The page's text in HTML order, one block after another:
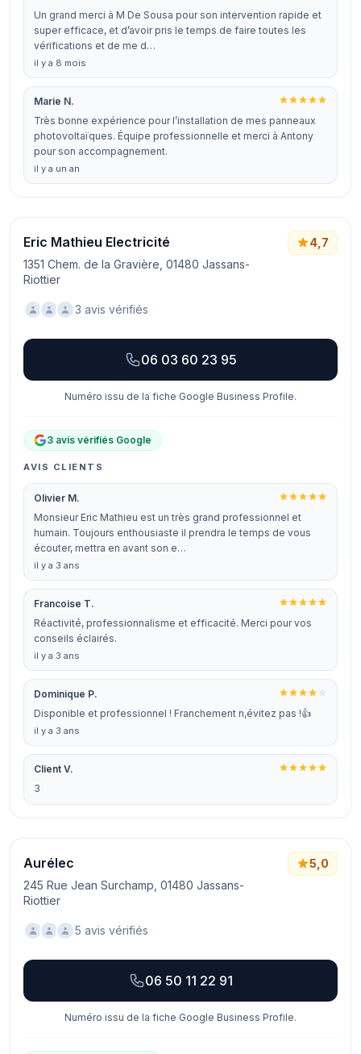
Un grand merci à M De Sousa pour son intervention rapide et
super efficace, et d’avoir pris le temps de faire toutes les
vérifications et de me d…
il y a 8 mois
Marie N.
Très bonne expérience pour l’installation de mes panneaux
photovoltaïques. Équipe professionnelle et merci à Antony
pour son accompagnement.
il y a un an
Eric Mathieu Electricité
1351 Chem. de la Gravière, 01480 Jassans-
Riottier
4,7
3 avis vérifiés
06 03 60 23 95
Numéro issu de la fiche Google Business Profile.
3 avis vérifiés Google
AVIS CLIENTS
Olivier M.
Monsieur Eric Mathieu est un très grand professionnel et
humain. Toujours enthousiaste il prendra le temps de vous
écouter, mettra en avant son e…
il y a 3 ans
Francoise T.
Réactivité, professionnalisme et efficacité. Merci pour vos
conseils éclairés.
il y a 3 ans
Dominique P.
Disponible et professionnel ! Franchement n,évitez pas !👍
il y a 3 ans
Client V.
3
Aurélec
245 Rue Jean Surchamp, 01480 Jassans-
Riottier
5,0
5 avis vérifiés
06 50 11 22 91
Numéro issu de la fiche Google Business Profile.